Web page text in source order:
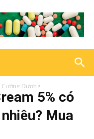
Cường Dương
5% có
Mua